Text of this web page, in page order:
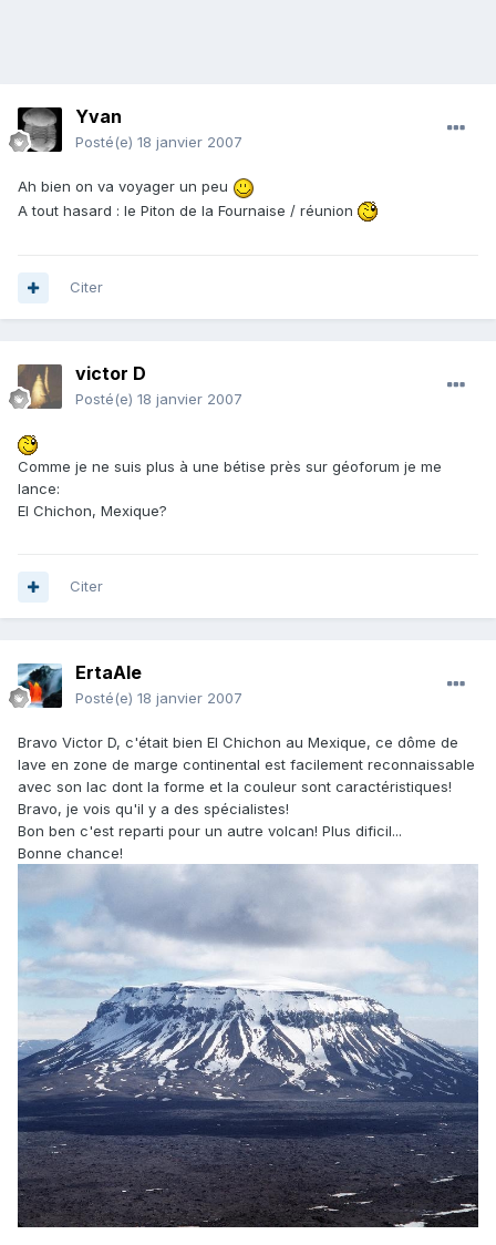
Yvan
Posté(e) 18 janvier 2007
Ah bien on va voyager un peu
A tout hasard : le Piton de la Fournaise / réunion
Citer
victor D
Posté(e) 18 janvier 2007
Comme je ne suis plus à une bétise près sur géoforum je me
lance:
El Chichon, Mexique?
Citer
ErtaAle
Posté(e) 18 janvier 2007
Bravo Victor D, c'était bien El Chichon au Mexique, ce dôme de
lave en zone de marge continental est facilement reconnaissable
avec son lac dont la forme et la couleur sont caractéristiques!
Bravo, je vois qu'il y a des spécialistes!
Bon ben c'est reparti pour un autre volcan! Plus dificil...
Bonne chance!